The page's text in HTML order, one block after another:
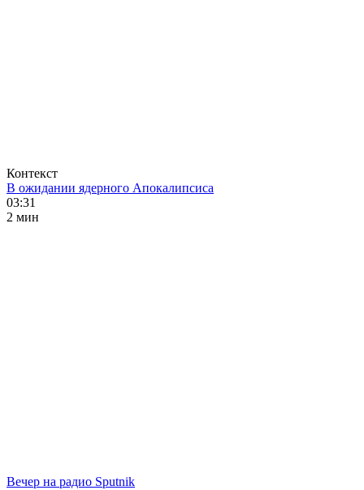
Контекст
В ожидании ядерного Апокалипсиса
03:31
2 мин
Вечер на радио Sputnik